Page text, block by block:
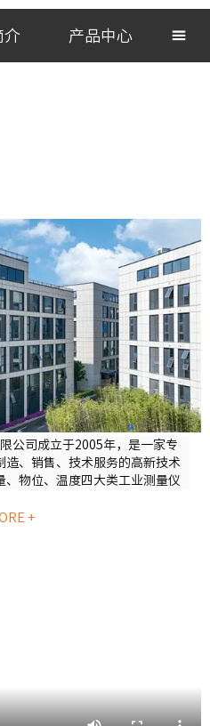
介 产品中心 
公司成立于2005年，是一家专
造、销售、技术服务的高新技术
物位、温度四大类工业测量仪
、机械制造等行业，产品性能和
+